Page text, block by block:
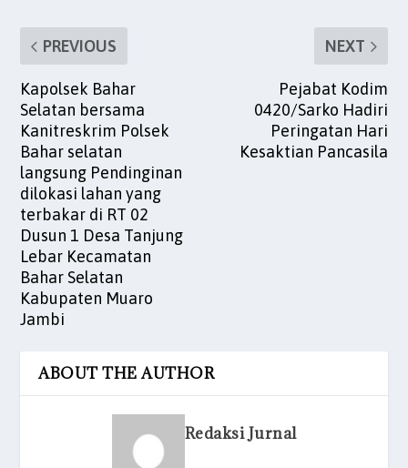
o
k
PREVIOUS
Kapolsek Bahar
Selatan bersama
Kanitreskrim Polsek
Bahar selatan
langsung Pendinginan
dilokasi lahan yang
terbakar di RT 02
Dusun 1 Desa Tanjung
Lebar Kecamatan
Bahar Selatan
Kabupaten Muaro
Jambi
NEXT
Pejabat Kodim
0420/Sarko Hadiri
Peringatan Hari
Kesaktian Pancasila
ABOUT THE AUTHOR
Redaksi Jurnal